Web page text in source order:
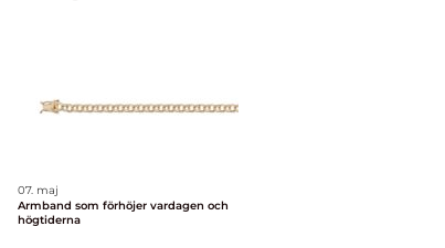
07. maj
Armband som förhöjer vardagen och
högtiderna